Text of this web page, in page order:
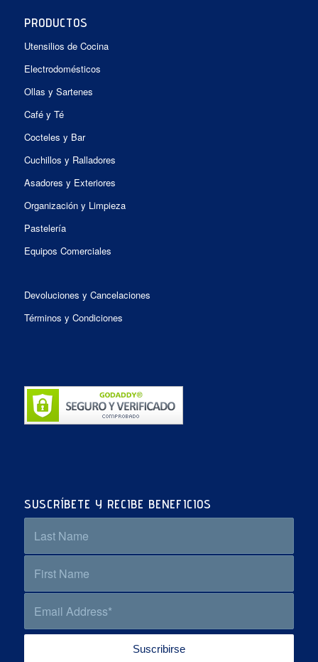
PRODUCTOS
Utensilios de Cocina
Electrodomésticos
Ollas y Sartenes
Café y Té
Cocteles y Bar
Cuchillos y Ralladores
Asadores y Exteriores
Organización y Limpieza
Pastelería
Equipos Comerciales
Devoluciones y Cancelaciones
Términos y Condiciones
SUSCRÍBETE Y RECIBE BENEFICIOS